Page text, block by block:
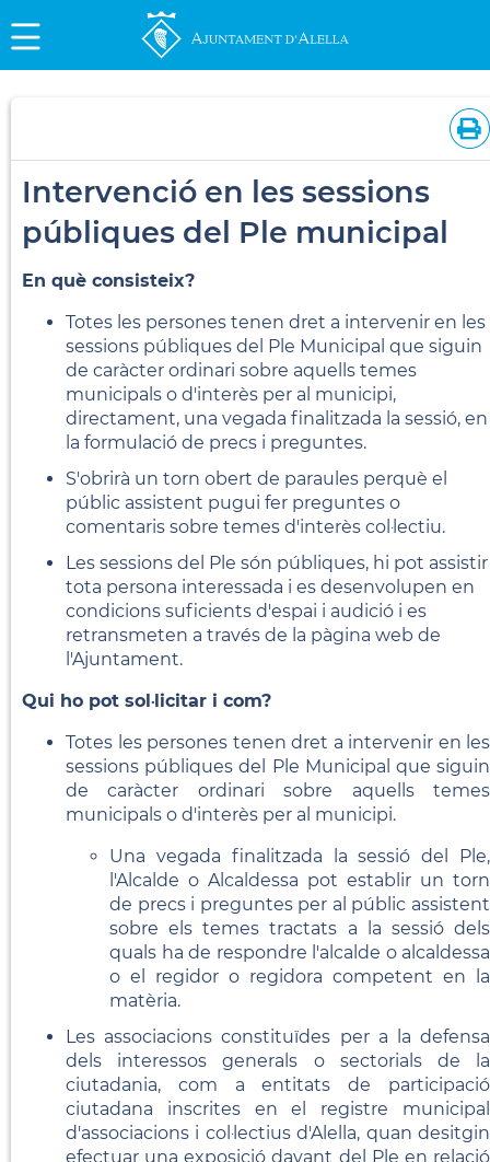
Intervenció en les sessions
públiques del Ple municipal
En què consisteix?
Totes les persones tenen dret a intervenir en les
sessions públiques del Ple Municipal que siguin
de caràcter ordinari sobre aquells temes
municipals o d'interès per al municipi,
directament, una vegada finalitzada la sessió, en
la formulació de precs i preguntes.
S'obrirà un torn obert de paraules perquè el
públic assistent pugui fer preguntes o
comentaris sobre temes d'interès col·lectiu.
Les sessions del Ple són públiques, hi pot assistir
tota persona interessada i es desenvolupen en
condicions suficients d'espai i audició i es
retransmeten a través de la pàgina web de
l'Ajuntament.
Qui ho pot sol·licitar i com?
Totes les persones tenen dret a intervenir en les
sessions públiques del Ple Municipal que siguin
de caràcter ordinari sobre aquells temes
municipals o d'interès per al municipi.
Una vegada finalitzada la sessió del Ple,
l'Alcalde o Alcaldessa pot establir un torn
de precs i preguntes per al públic assistent
sobre els temes tractats a la sessió dels
quals ha de respondre l'alcalde o alcaldessa
o el regidor o regidora competent en la
matèria.
Les associacions constituïdes per a la defensa
dels interessos generals o sectorials de la
ciutadania, com a entitats de participació
ciutadana inscrites en el registre municipal
d'associacions i col·lectius d'Alella, quan desitgin
efectuar una exposició davant del Ple en relació